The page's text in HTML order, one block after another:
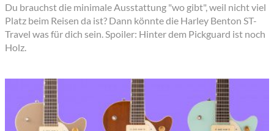
Du brauchst die minimale Ausstattung "wo gibt", weil nicht viel
Platz beim Reisen da ist? Dann könnte die Harley Benton ST-
Travel was für dich sein. Spoiler: Hinter dem Pickguard ist noch
Holz.